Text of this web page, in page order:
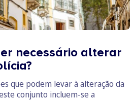
necessário alterar
que podem levar à alteração da
conjunto incluem-se a